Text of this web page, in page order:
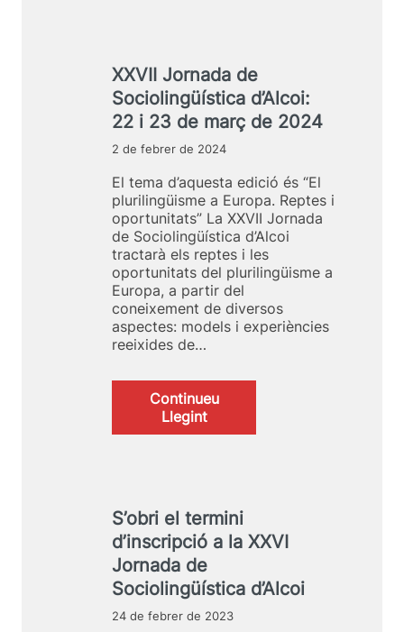
c
o
m
a
l
e
n
g
u
a
p
r
ò
p
”
a
l
i
t
z
c
ó
d
’
u
n
a
l
n
g
u
a
e
l
t
e
m
a
d
u
r
i
i
g
ü
i
s
m
e
a
E
u
a
.
e
i
o
p
r
XXVII Jornada de
Sociolingüística d’Alcoi:
22 i 23 de març de 2024
2 de febrer de 2024
El tema d’aquesta edició és “El
plurilingüisme a Europa. Reptes i
oportunitats” La XXVII Jornada
de Sociolingüística d’Alcoi
tractarà els reptes i les
oportunitats del plurilingüisme a
Europa, a partir del
coneixement de diversos
aspectes: models i experiències
reeixides de…
Continueu
Llegint:
X
J
o
r
n
a
d
S’obri el termini
d’inscripció a la XXVI
Jornada de
Sociolingüística d’Alcoi
24 de febrer de 2023